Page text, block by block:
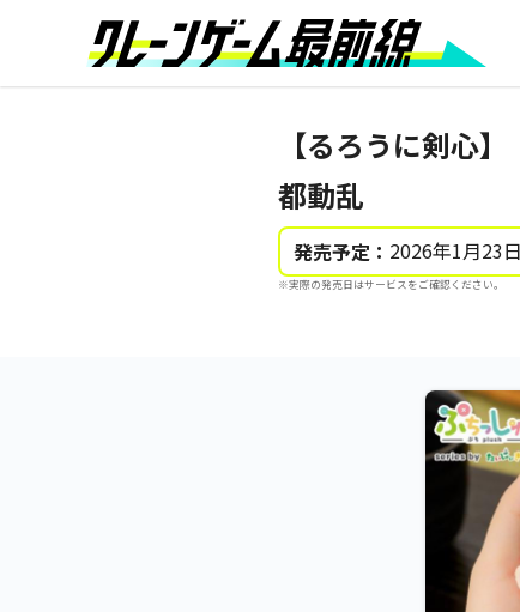
【るろうに剣心
都動乱
発売予定： 2026年1月23
※実際の発売日はサービスをご確認ください。